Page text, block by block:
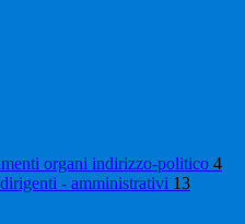
organi indirizzo-politico 4
- amministrativi 13